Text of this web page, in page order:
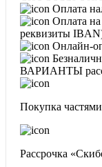
Оплата
Оплата
реквизиты
Онлайн-
ВАРИАНТЫ
Покупка
Рассрочка